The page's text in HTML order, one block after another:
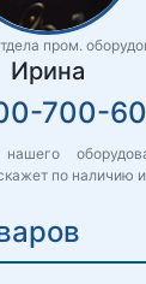
пром.
Ирина
700-
по наличию